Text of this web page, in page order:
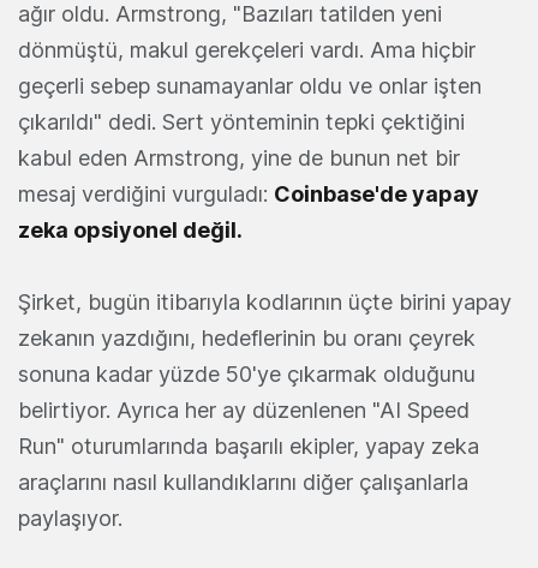
ağır oldu. Armstrong, "Bazıları tatilden yeni
dönmüştü, makul gerekçeleri vardı. Ama hiçbir
geçerli sebep sunamayanlar oldu ve onlar işten
çıkarıldı" dedi. Sert yönteminin tepki çektiğini
kabul eden Armstrong, yine de bunun net bir
mesaj verdiğini vurguladı: Coinbase'de yapay
zeka opsiyonel değil.
Şirket, bugün itibarıyla kodlarının üçte birini yapay
zekanın yazdığını, hedeflerinin bu oranı çeyrek
sonuna kadar yüzde 50'ye çıkarmak olduğunu
belirtiyor. Ayrıca her ay düzenlenen "AI Speed
Run" oturumlarında başarılı ekipler, yapay zeka
araçlarını nasıl kullandıklarını diğer çalışanlarla
paylaşıyor.